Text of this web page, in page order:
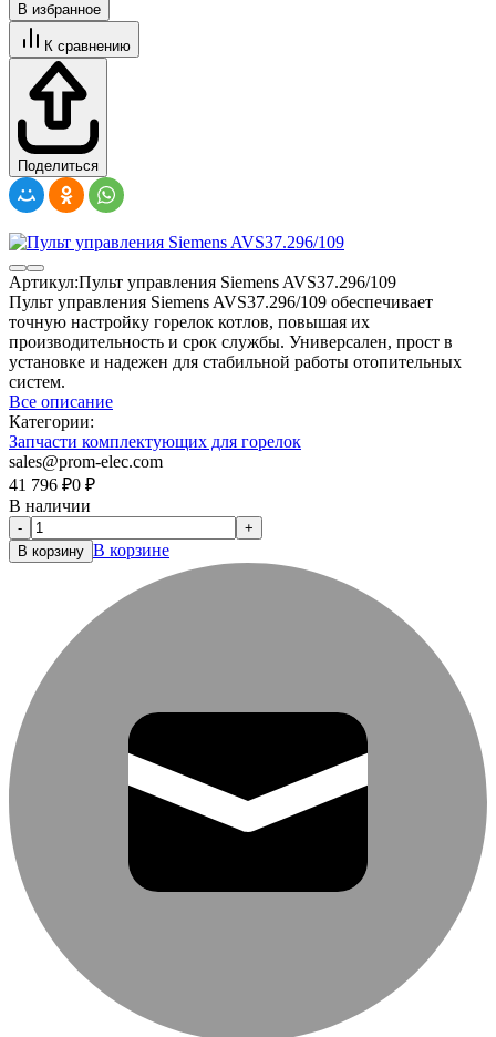
В избранное
К сравнению
Поделиться
Артикул:Пульт управления Siemens AVS37.296/109
Пульт управления Siemens AVS37.296/109 обеспечивает
точную настройку горелок котлов, повышая их
производительность и срок службы. Универсален, прост в
установке и надежен для стабильной работы отопительных
систем.
Все описание
Категории:
Запчасти комплектующих для горелок
sales@prom-elec.com
41 796 ₽0 ₽
В наличии
-
+
В корзину В корзине